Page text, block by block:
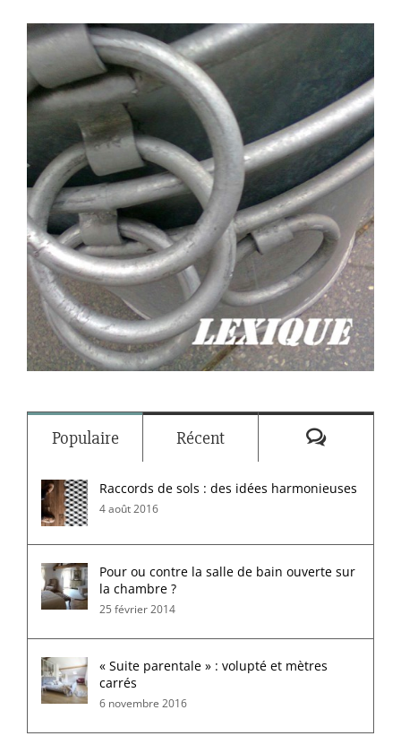
Populaire Récent
Raccords de sols : des idées harmonieuses
4 août 2016
Pour ou contre la salle de bain ouverte sur
la chambre ?
25 février 2014
« Suite parentale » : volupté et mètres
carrés
6 novembre 2016